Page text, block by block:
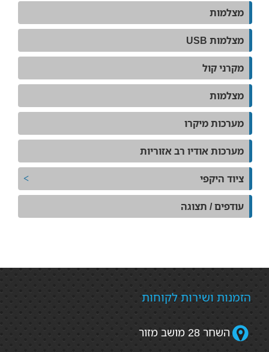
מצלמות
מצלמות USB
מקרני קול
מצלמות
מערכות מיקרו
מערכות אודיו רב אזוריות
ציוד היקפי
עודפים / תצוגה
הזמנות ושירות לקוחות
השחר 28 מושב מזור